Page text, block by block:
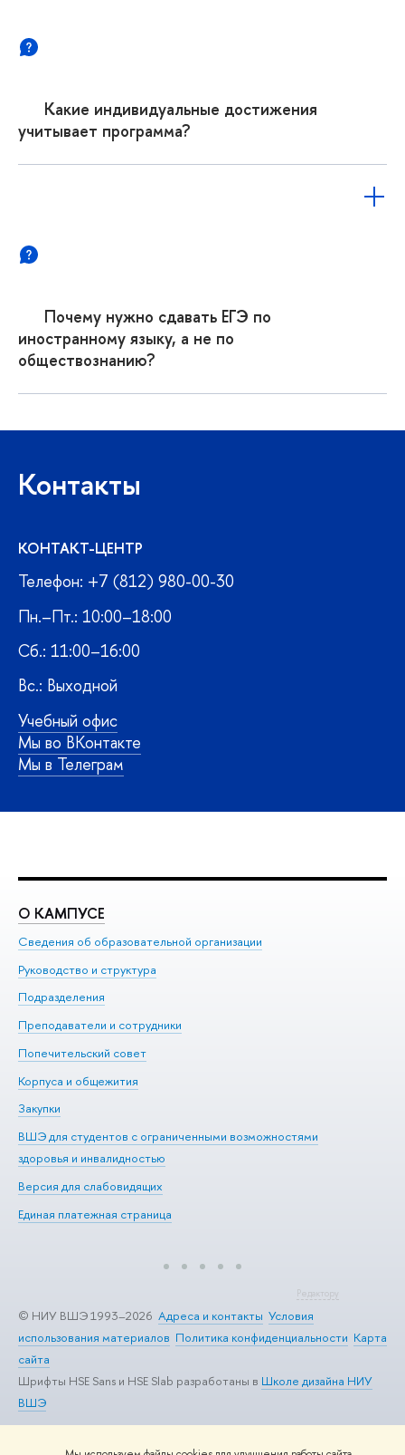
Какие индивидуальные достижения
учитывает программа?
Почему нужно сдавать ЕГЭ по
иностранному языку, а не по
обществознанию?
Контакты
КОНТАКТ-ЦЕНТР
Телефон: +7 (812) 980-00-30
Пн.–Пт.: 10:00–18:00
Сб.: 11:00–16:00
Вс.: Выходной
Учебный офис
Мы во ВКонтакте
Мы в Телеграм
О КАМПУСЕ
Сведения об образовательной организации
Руководство и структура
Подразделения
Преподаватели и сотрудники
Попечительский совет
Корпуса и общежития
Закупки
ВШЭ для студентов с ограниченными возможностями
здоровья и инвалидностью
Версия для слабовидящих
Единая платежная страница
Редактору
© НИУ ВШЭ 1993–2026 Адреса и контакты Условия
использования материалов Политика конфиденциальности Карта
сайта
Шрифты HSE Sans и HSE Slab разработаны в Школе дизайна НИУ
ВШЭ